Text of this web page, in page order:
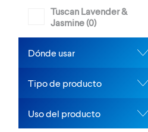
Tuscan Lavender &
Jasmine (0)
Dónde usar
Tipo de producto
Uso del producto